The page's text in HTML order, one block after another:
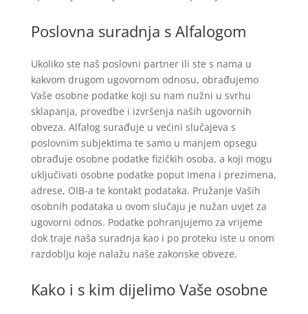
Poslovna suradnja s Alfalogom
Ukoliko ste naš poslovni partner ili ste s nama u
kakvom drugom ugovornom odnosu, obrađujemo
Vaše osobne podatke koji su nam nužni u svrhu
sklapanja, provedbe i izvršenja naših ugovornih
obveza. Alfalog surađuje u većini slučajeva s
poslovnim subjektima te samo u manjem opsegu
obrađuje osobne podatke fizičkih osoba, a koji mogu
uključivati osobne podatke poput imena i prezimena,
adrese, OIB-a te kontakt podataka. Pružanje Vaših
osobnih podataka u ovom slučaju je nužan uvjet za
ugovorni odnos. Podatke pohranjujemo za vrijeme
dok traje naša suradnja kao i po proteku iste u onom
razdoblju koje nalažu naše zakonske obveze.
Kako i s kim dijelimo Vaše osobne